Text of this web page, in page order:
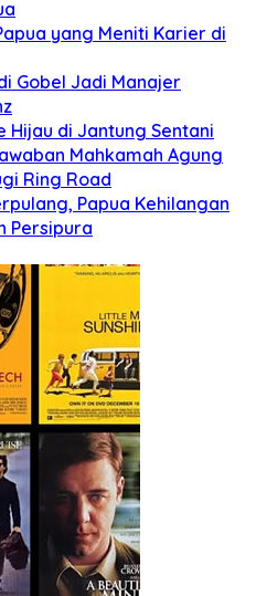
yang Meniti Karier di
Gobel Jadi Manajer
Hijau di Jantung Sentani
Mahkamah Agung
Ring Road
Papua Kehilangan
Persipura